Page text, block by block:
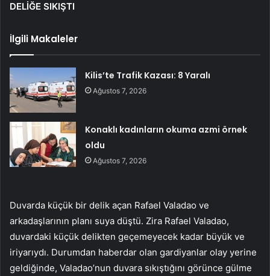
DELİĞE SIKIŞTI
İlgili Makaleler
Kilis’te Trafik Kazası: 8 Yaralı
Ağustos 7, 2026
Konaklı kadınların okuma azmi örnek
oldu
Ağustos 7, 2026
Duvarda küçük bir delik açan Rafael Valadao ve
arkadaşlarının planı suya düştü. Zira Rafael Valadao,
duvardaki küçük delikten geçemeyecek kadar büyük ve
iriyarıydı. Durumdan haberdar olan gardiyanlar olay yerine
geldiğinde, Valadao’nun duvara sıkıştığını görünce gülme